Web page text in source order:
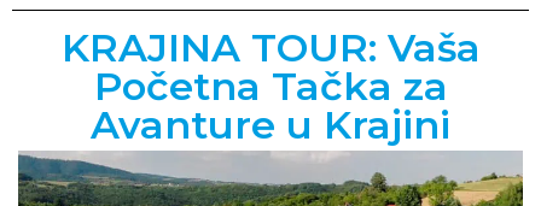
KRAJINA TOUR: Vaša
Početna Tačka za
Avanture u Krajini